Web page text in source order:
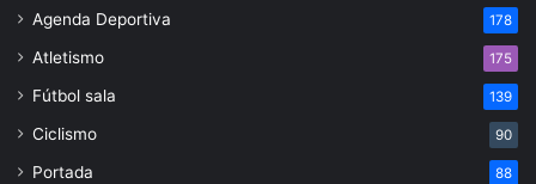
Agenda Deportiva 178
Atletismo 175
Fútbol sala 139
Ciclismo 90
Portada 88